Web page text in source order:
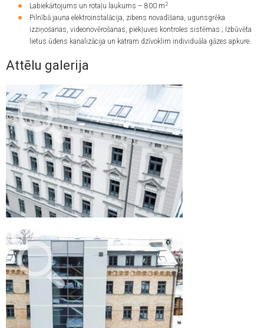
Labiekārtojums un rotaļu laukums – 800 m2
Pilnībā jauna elektroinstalācija, zibens novadīšana, ugunsgrēka
izziņošanas, videonovērošanas, piekļuves kontroles sistēmas.; Izbūvēta
lietus ūdens kanalizācija un katram dzīvoklim individuāla gāzes apkure.
Attēlu galerija